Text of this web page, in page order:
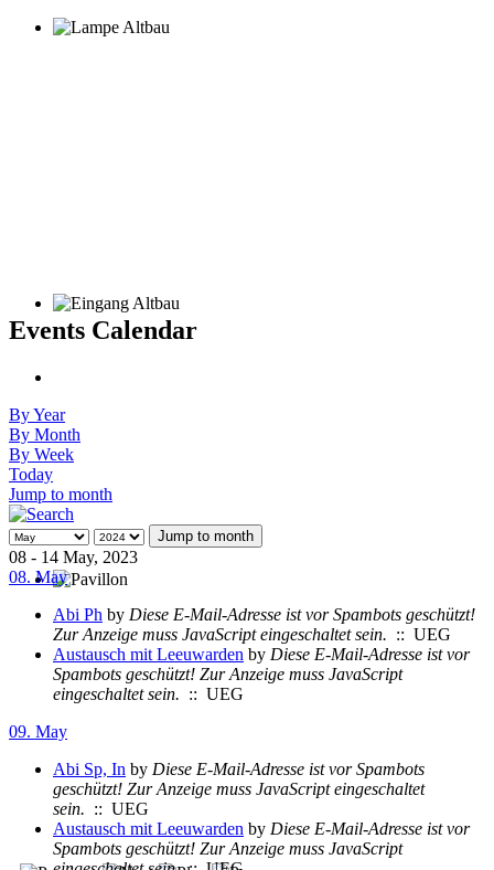
Events Calendar
By Year
By Month
By Week
Today
Jump to month
Jump to month
08 - 14 May, 2023
08. May
Abi Ph by Diese E-Mail-Adresse ist vor Spambots geschützt!
Zur Anzeige muss JavaScript eingeschaltet sein. :: UEG
Austausch mit Leeuwarden by Diese E-Mail-Adresse ist vor
Spambots geschützt! Zur Anzeige muss JavaScript
eingeschaltet sein. :: UEG
09. May
Abi Sp, In by Diese E-Mail-Adresse ist vor Spambots
geschützt! Zur Anzeige muss JavaScript eingeschaltet
sein. :: UEG
Austausch mit Leeuwarden by Diese E-Mail-Adresse ist vor
Spambots geschützt! Zur Anzeige muss JavaScript